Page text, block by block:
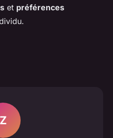
et préférences
Z